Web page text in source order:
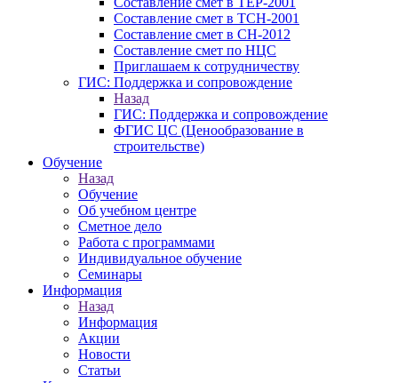
Составление смет в ТСН-2001
Составление смет в СН-2012
Составление смет по НЦС
Приглашаем к сотрудничеству
ГИС: Поддержка и сопровождение
Назад
ГИС: Поддержка и сопровождение
ФГИС ЦС (Ценообразование в
строительстве)
Обучение
Назад
Обучение
Об учебном центре
Сметное дело
Работа с программами
Индивидуальное обучение
Семинары
Информация
Назад
Информация
Акции
Новости
Статьи